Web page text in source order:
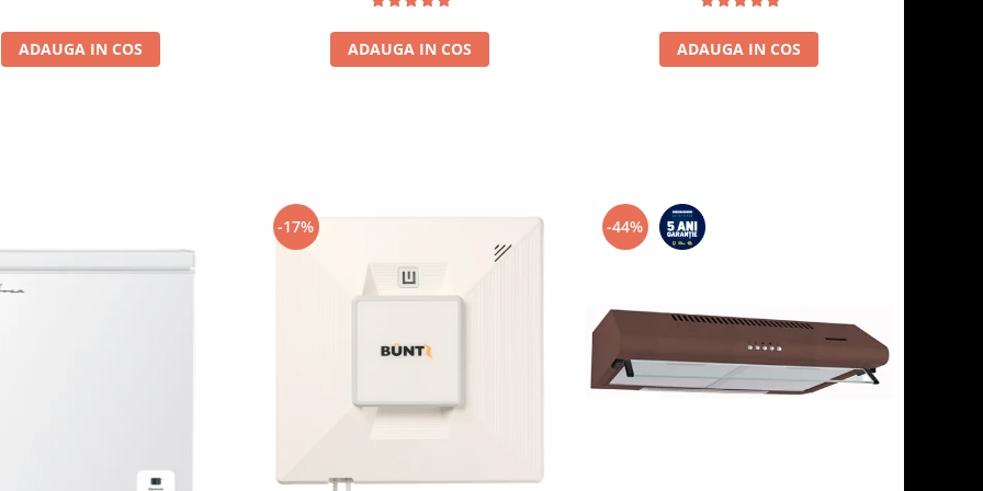
ADAUGA IN COS ADAUGA IN COS ADAUGA IN COS
-17% -44%